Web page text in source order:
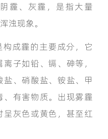
霾、灰霾，是指大量
浊现象。
成霾的主要成分，它
子如铅、镉、砷等，
、硝酸盐、铵盐、甲
有害物质。出现雾霾
灰色或黄色，甚至红